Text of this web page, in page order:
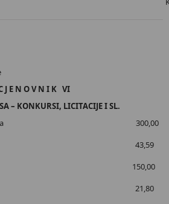
J E N O V N I K VI
– KONKURSI, LICITACIJE I SL.
teksta 300,00
PDV 17% 43,59
teksta 150,00
PDV 17% 21,80